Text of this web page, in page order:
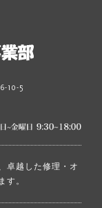
10-5
卓越した修理・オ
す。